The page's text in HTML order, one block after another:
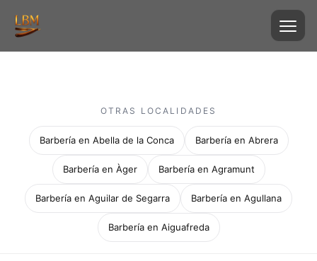
OTRAS LOCALIDADES
Barbería en Abella de la Conca Barbería en Abrera
Barbería en Àger Barbería en Agramunt
Barbería en Aguilar de Segarra Barbería en Agullana
Barbería en Aiguafreda